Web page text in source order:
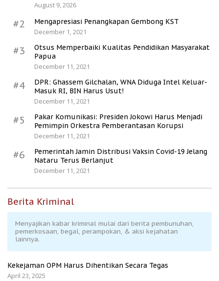
August 9, 2026
#2
Mengapresiasi Penangkapan Gembong KST
December 1, 2021
#3
Otsus Memperbaiki Kualitas Pendidikan Masyarakat
Papua
December 11, 2021
#4
DPR: Ghassem Gilchalan, WNA Diduga Intel Keluar-
Masuk RI, BIN Harus Usut!
December 11, 2021
#5
Pakar Komunikasi: Presiden Jokowi Harus Menjadi
Pemimpin Orkestra Pemberantasan Korupsi
December 11, 2021
#6
Pemerintah Jamin Distribusi Vaksin Covid-19 Jelang
Nataru Terus Berlanjut
December 11, 2021
Berita Kriminal
Menyajikan kabar kriminal mulai dari berita pembunuhan,
pemerkosaan, begal, perampokan, & aksi kejahatan
lainnya.
Kekejaman OPM Harus Dihentikan Secara Tegas
April 23, 2025